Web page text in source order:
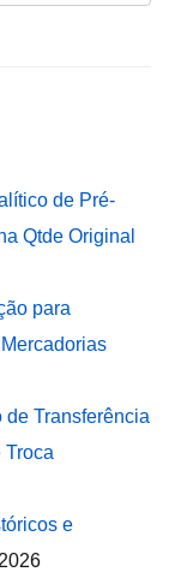
de Pré-
Qtde Original
para
de Transferência
Troca
e